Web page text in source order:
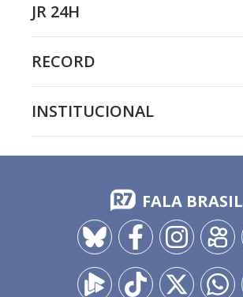
JR 24H
RECORD
INSTITUCIONAL
FALA BRASIL